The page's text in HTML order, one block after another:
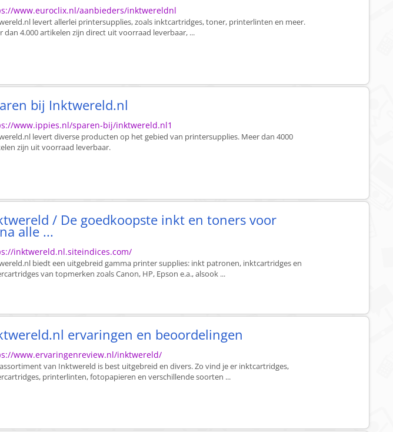
www.euroclix.nl/aanbieders/inktwereldnl
levert allerlei printersupplies, zoals inktcartridges, toner, printerlinten en meer.
dan 4.000 artikelen zijn direct uit voorraad leverbaar, ...
bij Inktwereld.nl
www.ippies.nl/sparen-bij/inktwereld.nl1
levert diverse producten op het gebied van printersupplies. Meer dan 4000
zijn uit voorraad leverbaar.
/ De goedkoopste inkt en toners voor
alle ...
inktwereld.nl.siteindices.com/
biedt een uitgebreid gamma printer supplies: inkt patronen, inktcartridges en
van topmerken zoals Canon, HP, Epson e.a., alsook ...
ervaringen en beoordelingen
www.ervaringenreview.nl/inktwereld/
van Inktwereld is best uitgebreid en divers. Zo vind je er inktcartridges,
printerlinten, fotopapieren en verschillende soorten ...